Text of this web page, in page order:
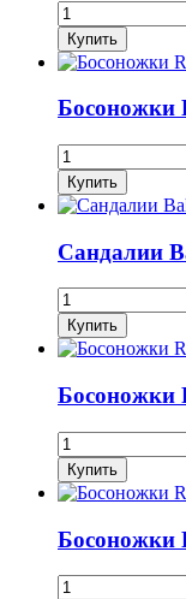
Босоножки
Сандалии
Босоножки
Босоножки